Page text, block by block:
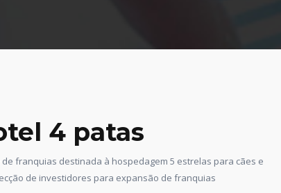
4 patas
franquias destinada à hospedagem 5 estrelas para cães e
de investidores para expansão de franquias